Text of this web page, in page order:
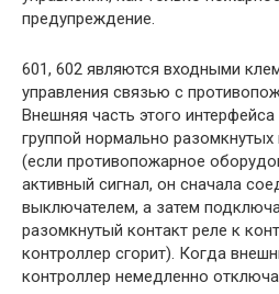
предупреждение.
601, 602 являются входными
управления связью с
Внешняя часть этого
группой нормально
(если противопожарное
активный сигнал, он сначала
выключателем, а затем
разомкнутый контакт реле к
контроллер сгорит). Когда
контроллер немедленно